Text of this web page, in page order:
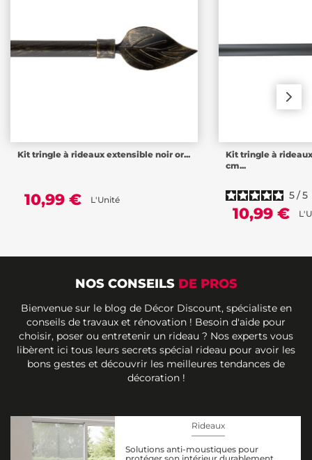
Kit tringle à rideaux extensible noir or...
10,99 € L'Unité
Kit tringle à
cm...
5/5
10,99 €
NOS CONSEILS DE PROS
Bienvenue sur le blog de Décor Discount, spécialiste en
conseils de travaux et rénovation ! Besoin d'aide pour
choisir, poser ou entretenir un rideau ? Nos experts vous
libèrent ici tous leurs secrets spécial rideau pour avoir les
bons gestes et découvrir les meilleures tendances de
décoration !
Rideaux
Solutions anti-moustiques pour